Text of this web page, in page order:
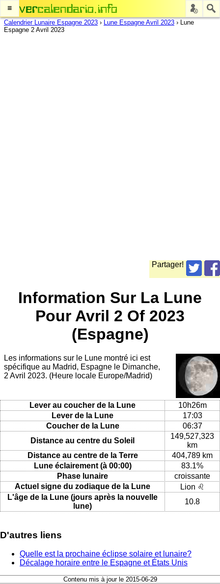
≡
Calendrier Lunaire Espagne 2023 › Lune Espagne Avril 2023 › Lune
Espagne 2 Avril 2023
Partager!
Information Sur La Lune
Pour Avril 2 Of 2023
(Espagne)
Les informations sur le Lune montré ici est
spécifique au Madrid, Espagne le Dimanche,
2 Avril 2023. (Heure locale Europe/Madrid)
Lever au coucher de la Lune
10h26m
Lever de la Lune
17:03
Coucher de la Lune
06:37
Distance au centre du Soleil
149,527,323
km
Distance au centre de la Terre
404,789 km
Lune éclairement (à 00:00)
83.1%
Phase lunaire
croissante
Actuel signe du zodiaque de la Lune
Lion ♌
L'âge de la Lune (jours après la nouvelle
lune)
10.8
D'autres liens
Quelle est la prochaine éclipse solaire et lunaire?
Décalage horaire entre le Espagne et États Unis
Contenu mis à jour le 2015-06-29